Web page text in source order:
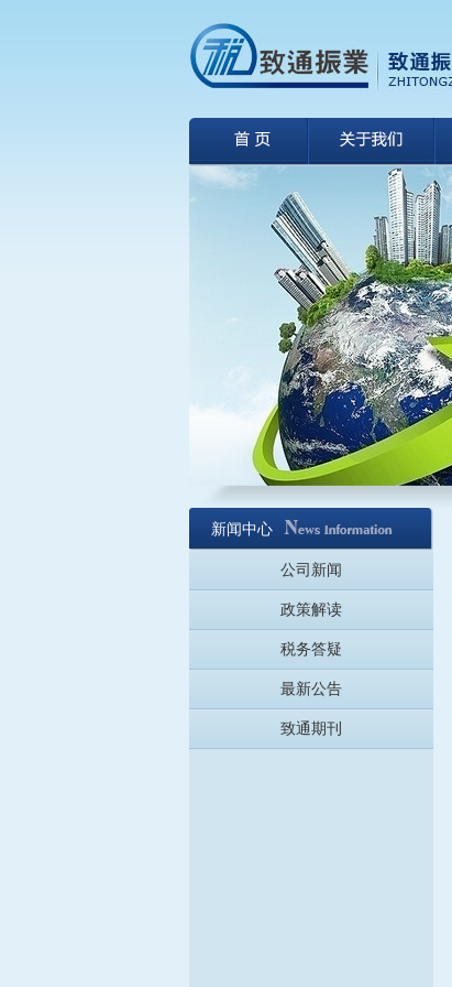
新闻中心
公司新闻
政策解读
税务答疑
最新公告
致通期刊